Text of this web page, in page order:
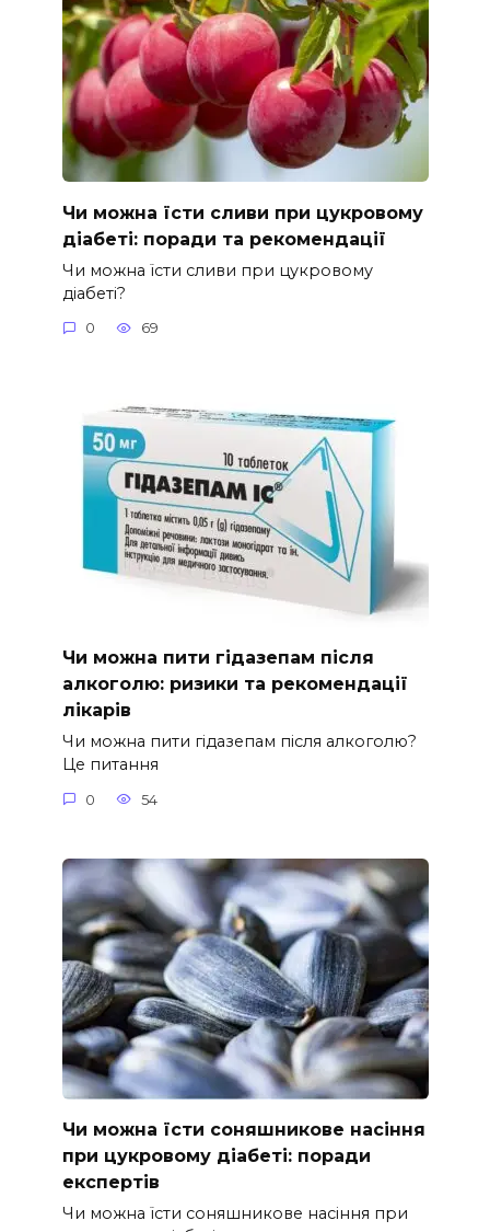
Чи можна їсти сливи при цукровому
діабеті: поради та рекомендації
Чи можна їсти сливи при цукровому
діабеті?
0 69
Чи можна пити гідазепам після
алкоголю: ризики та рекомендації
лікарів
Чи можна пити гідазепам після алкоголю?
Це питання
0 54
Чи можна їсти соняшникове насіння
при цукровому діабеті: поради
експертів
Чи можна їсти соняшникове насіння при